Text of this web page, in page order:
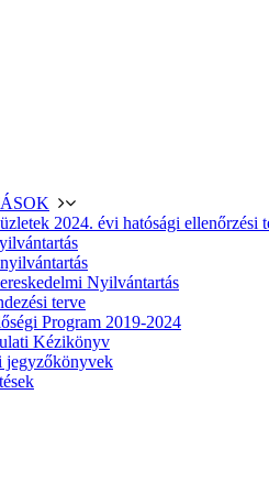
2024. évi hatósági ellenőrzési
Nyilvántartás
terve
Program 2019-2024
Kézikönyv
jegyzőkönyvek